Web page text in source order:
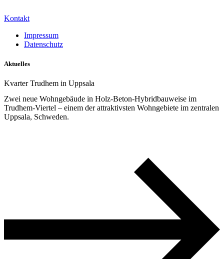
Kontakt
Impressum
Datenschutz
Aktuelles
Kvarter Trudhem in Uppsala
Zwei neue Wohngebäude in Holz-Beton-Hybridbauweise im
Trudhem-Viertel – einem der attraktivsten Wohngebiete im zentralen
Uppsala, Schweden.